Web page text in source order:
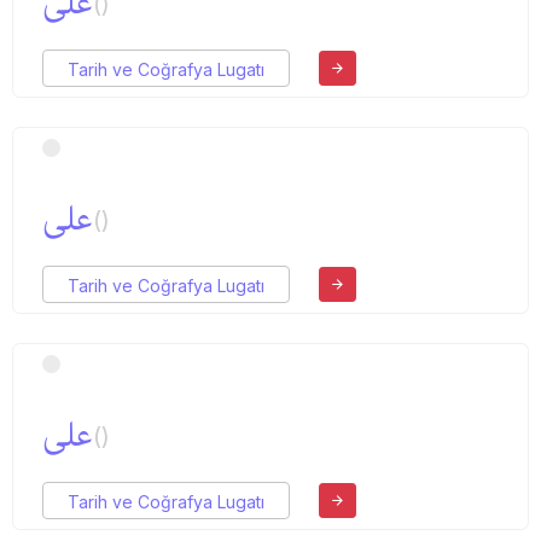
Tarih ve Coğrafya Lugatı
علی()
Tarih ve Coğrafya Lugatı
علی()
Tarih ve Coğrafya Lugatı